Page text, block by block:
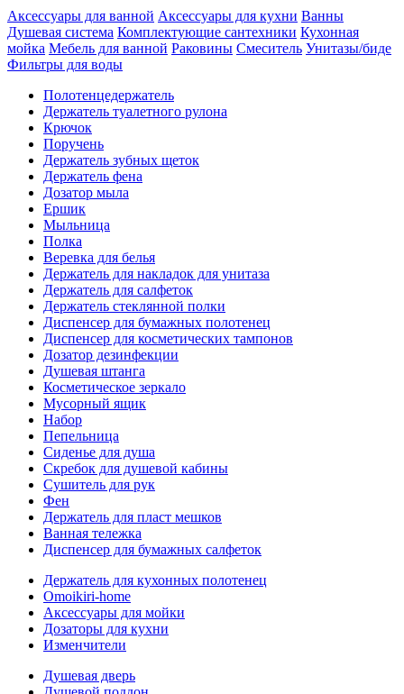
Аксессуары для ванной Аксессуары для кухни Ванны
Душевая система Комплектующие сантехники Кухонная
мойка Мебель для ванной Раковины Смеситель Унитазы/биде
Фильтры для воды
Полотенцедержатель
Держатель туалетного рулона
Крючок
Поручень
Держатель зубных щеток
Держатель фена
Дозатор мыла
Eршик
Мыльница
Полка
Веревка для белья
Держатель для накладок для унитаза
Держатель для салфеток
Держатель стеклянной полки
Диспенсер для бумажных полотенец
Диспенсер для косметических тампонов
Дозатор дезинфекции
Душевая штанга
Косметическое зеркало
Мусорный ящик
Набор
Пепельница
Сиденье для душа
Скребок для душевой кабины
Сушитель для рук
Фен
Держатель для пласт мешков
Ванная тележка
Диспенсер для бумажных салфеток
Держатель для кухонных полотенец
Omoikiri-home
Аксессуары для мойки
Дозаторы для кухни
Изменчители
Душевая дверь